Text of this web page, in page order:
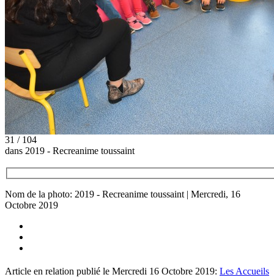
31 / 104
dans 2019 - Recreanime toussaint
Nom de la photo: 2019 - Recreanime toussaint | Mercredi, 16
Octobre 2019
Article en relation publié le Mercredi 16 Octobre 2019: Les Accueils